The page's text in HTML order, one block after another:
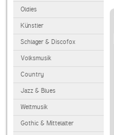
Oldies
Künstler
Schlager & Discofox
Volksmusik
Country
Jazz & Blues
Weltmusik
Gothic & Mittelalter